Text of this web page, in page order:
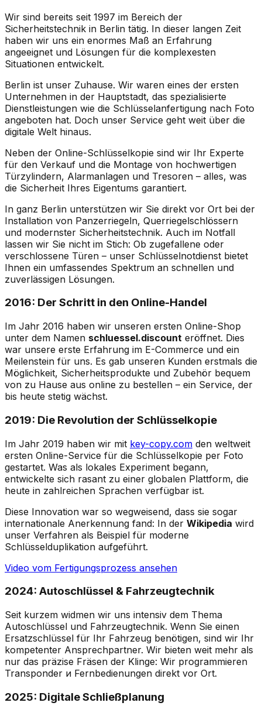
Wir sind bereits seit 1997 im Bereich der
Sicherheitstechnik in Berlin tätig. In dieser langen Zeit
haben wir uns ein enormes Maß an Erfahrung
angeeignet und Lösungen für die komplexesten
Situationen entwickelt.
Berlin ist unser Zuhause. Wir waren eines der ersten
Unternehmen in der Hauptstadt, das spezialisierte
Dienstleistungen wie die Schlüsselanfertigung nach Foto
angeboten hat. Doch unser Service geht weit über die
digitale Welt hinaus.
Neben der Online-Schlüsselkopie sind wir Ihr Experte
für den Verkauf und die Montage von hochwertigen
Türzylindern, Alarmanlagen und Tresoren – alles, was
die Sicherheit Ihres Eigentums garantiert.
In ganz Berlin unterstützen wir Sie direkt vor Ort bei der
Installation von Panzerriegeln, Querriegelschlössern
und modernster Sicherheitstechnik. Auch im Notfall
lassen wir Sie nicht im Stich: Ob zugefallene oder
verschlossene Türen – unser Schlüsselnotdienst bietet
Ihnen ein umfassendes Spektrum an schnellen und
zuverlässigen Lösungen.
2016: Der Schritt in den Online-Handel
Im Jahr 2016 haben wir unseren ersten Online-Shop
unter dem Namen schluessel.discount eröffnet. Dies
war unsere erste Erfahrung im E-Commerce und ein
Meilenstein für uns. Es gab unseren Kunden erstmals die
Möglichkeit, Sicherheitsprodukte und Zubehör bequem
von zu Hause aus online zu bestellen – ein Service, der
bis heute stetig wächst.
2019: Die Revolution der Schlüsselkopie
Im Jahr 2019 haben wir mit key-copy.com den weltweit
ersten Online-Service für die Schlüsselkopie per Foto
gestartet. Was als lokales Experiment begann,
entwickelte sich rasant zu einer globalen Plattform, die
heute in zahlreichen Sprachen verfügbar ist.
Diese Innovation war so wegweisend, dass sie sogar
internationale Anerkennung fand: In der Wikipedia wird
unser Verfahren als Beispiel für moderne
Schlüsselduplikation aufgeführt.
Video vom Fertigungsprozess ansehen
2024: Autoschlüssel & Fahrzeugtechnik
Seit kurzem widmen wir uns intensiv dem Thema
Autoschlüssel und Fahrzeugtechnik. Wenn Sie einen
Ersatzschlüssel für Ihr Fahrzeug benötigen, sind wir Ihr
kompetenter Ansprechpartner. Wir bieten weit mehr als
nur das präzise Fräsen der Klinge: Wir programmieren
Transponder и Fernbedienungen direkt vor Ort.
2025: Digitale Schließplanung